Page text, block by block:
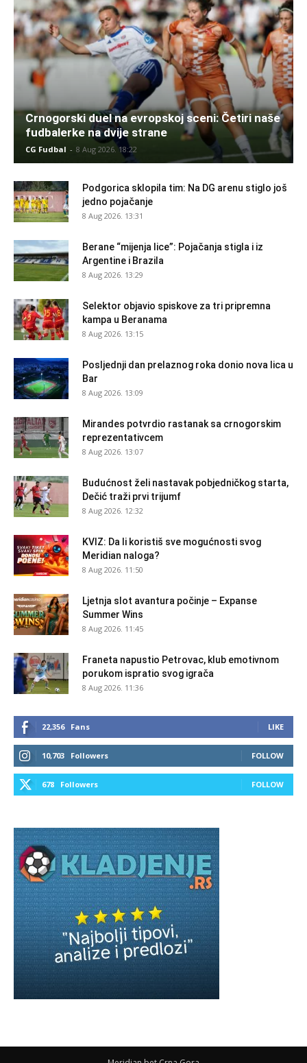
Crnogorski duel na evropskoj sceni: Četiri naše
fudbalerke na dvije strane
CG Fudbal - 8 Aug 2026. 18:22
Podgorica sklopila tim: Na DG arenu stiglo još
jedno pojačanje
8 Aug 2026. 13:31
Berane “mijenja lice”: Pojačanja stigla i iz
Argentine i Brazila
8 Aug 2026. 13:29
Selektor objavio spiskove za tri pripremna
kampa u Beranama
8 Aug 2026. 13:15
Posljednji dan prelaznog roka donio nova lica u
Bar
8 Aug 2026. 13:09
Mirandes potvrdio rastanak sa crnogorskim
reprezentativcem
8 Aug 2026. 13:07
Budućnost želi nastavak pobjedničkog starta,
Dečić traži prvi trijumf
8 Aug 2026. 12:32
KVIZ: Da li koristiš sve mogućnosti svog
Meridian naloga?
8 Aug 2026. 11:50
Ljetnja slot avantura počinje – Expanse
Summer Wins
8 Aug 2026. 11:45
Franeta napustio Petrovac, klub emotivnom
porukom ispratio svog igrača
8 Aug 2026. 11:36
22,356 Fans LIKE
10,703 Followers FOLLOW
678 Followers FOLLOW